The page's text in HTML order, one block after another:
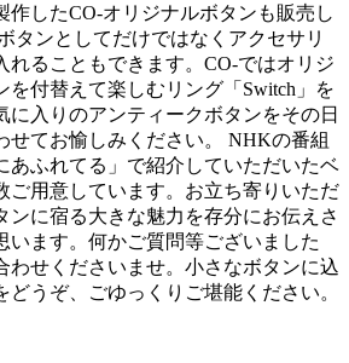
作したCO-オリジナルボタンも販売し
タンとしてだけではなくアクセサリ
れることもできます。CO-ではオリジ
を付替えて楽しむリング「Switch」を
に入りのアンティークボタンをその日
せてお愉しみください。 NHKの番組
あふれてる」で紹介していただいたベ
ご用意しています。お立ち寄りいただ
ンに宿る大きな魅力を存分にお伝えさ
います。何かご質問等ございました
わせくださいませ。小さなボタンに込
うぞ、ごゆっくりご堪能ください。